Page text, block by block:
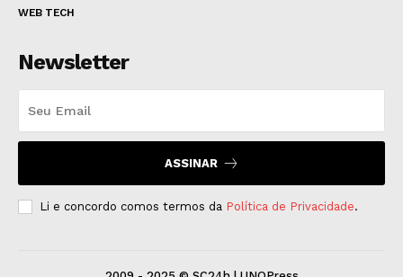
WEB TECH
Newsletter
ASSINAR
Li e concordo comos termos da Política de Privacidade.